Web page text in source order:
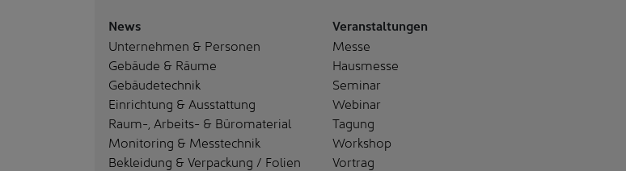
News
Unternehmen & Personen
Gebäude & Räume
Gebäudetechnik
Einrichtung & Ausstattung
Raum-, Arbeits- & Büromaterial
Monitoring & Messtechnik
Bekleidung & Verpackung / Folien
Veranstaltungen
Messe
Hausmesse
Seminar
Webinar
Tagung
Workshop
Vortrag